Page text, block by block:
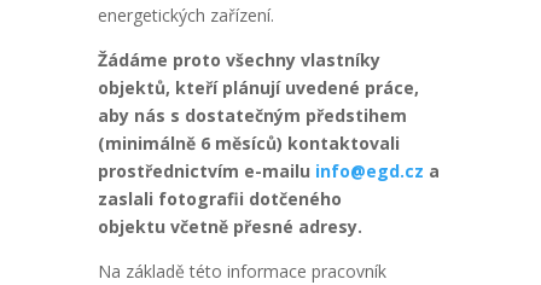
energetických zařízení.
Žádáme proto všechny vlastníky
objektů, kteří plánují uvedené práce,
aby nás s dostatečným předstihem
(minimálně 6 měsíců) kontaktovali
prostřednictvím e-mailu info@egd.cz a
zaslali fotografii dotčeného
objektu včetně přesné adresy.
Na základě této informace pracovník